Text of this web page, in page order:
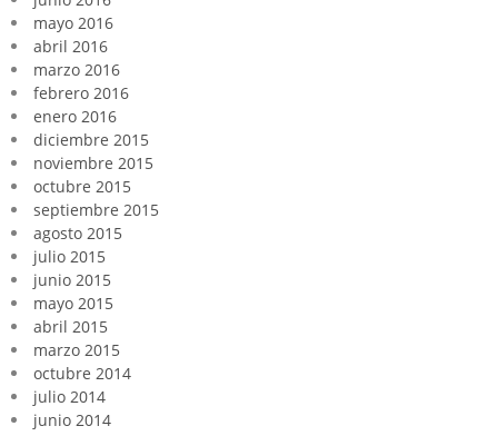
mayo 2016
abril 2016
marzo 2016
febrero 2016
enero 2016
diciembre 2015
noviembre 2015
octubre 2015
septiembre 2015
agosto 2015
julio 2015
junio 2015
mayo 2015
abril 2015
marzo 2015
octubre 2014
julio 2014
junio 2014